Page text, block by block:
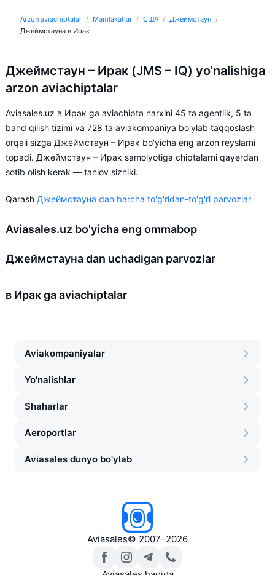
Arzon aviachiptalar Mamlakatlar США
Джеймстаун
Джеймстауна в Ирак
Джеймстаун – Ирак (JMS – IQ) yo'nalishiga
arzon aviachiptalar
Aviasales.uz в Ирак ga aviachipta narxini 45 ta agentlik, 5 ta
band qilish tizimi va 728 ta aviakompaniya bo'ylab taqqoslash
orqali sizga Джеймстаун – Ирак bo'yicha eng arzon reyslarni
topadi. Джеймстаун – Ирак samolyotiga chiptalarni qayerdan
sotib olish kerak — tanlov sizniki.
Qarash Джеймстауна dan barcha to'g'ridan-to'g'ri parvozlar
Aviasales.uz bo'yicha eng ommabop
Джеймстауна dan uchadigan parvozlar
в Ирак ga aviachiptalar
Aviakompaniyalar
Yo'nalishlar
Shaharlar
Aeroportlar
Aviasales dunyo bo'ylab
Aviasales© 2007–2026